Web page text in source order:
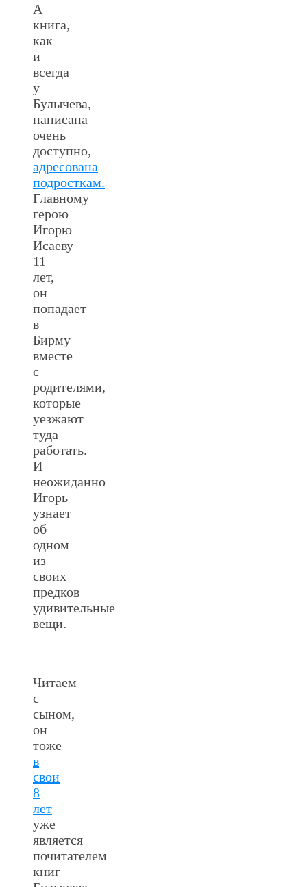
А
книга,
как
и
всегда
у
Булычева,
написана
очень
доступно,
адресована
подросткам.
Главному
герою
Игорю
Исаеву
11
лет,
он
попадает
в
Бирму
вместе
с
родителями,
которые
уезжают
туда
работать.
И
неожиданно
Игорь
узнает
об
одном
из
своих
предков
удивительные
вещи.
Читаем
с
сыном,
он
тоже
в
свои
8
лет
уже
является
почитателем
книг